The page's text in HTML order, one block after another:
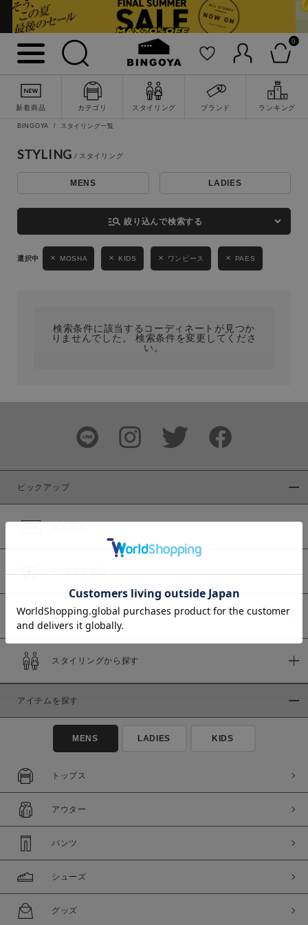
0
新着商品 カテゴリ スタイリング ブランド ランキング
詳細検索
価格
～
商品タイプ
通常商品 予約商品
在庫
在庫あり 在庫なし含む
BINGOYA スタイリング一覧
STYLING
MENS LADIES
manage_search 絞り込んで検索する
MOSHA KIDS ワンピース PAES
検索条件に該当するコーディネートが見つか
りませんでした。 検索条件を変更してくださ
い。
ピックアップ
予約商品
スタイリングから探す
アイテムを探す
MENS LADIES KIDS
トップス
アウター
パンツ
シューズ
グッズ